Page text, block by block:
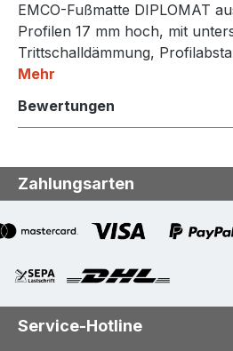
EMCO-Fußmatte DIPLOMAT
Profilen 17 mm hoch, mit
Trittschalldämmung,
Mehr
Bewertungen
Zahlungsarten
Service-Hotline